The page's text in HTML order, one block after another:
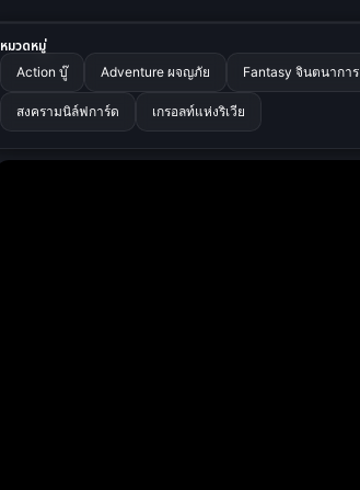
หมวดหมู่
Action บู๊ Adventure ผจญภัย Fantasy จินตนาการ
สงครามนิล์ฟการ์ด เกรอลท์แห่งริเวีย